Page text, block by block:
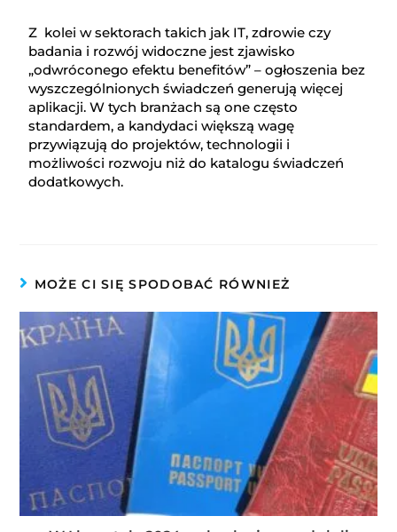
Z kolei w sektorach takich jak IT, zdrowie czy
badania i rozwój widoczne jest zjawisko
„odwróconego efektu benefitów” – ogłoszenia bez
wyszczególnionych świadczeń generują więcej
aplikacji. W tych branżach są one często
standardem, a kandydaci większą wagę
przywiązują do projektów, technologii i
możliwości rozwoju niż do katalogu świadczeń
dodatkowych.
MOŻE CI SIĘ SPODOBAĆ RÓWNIEŻ